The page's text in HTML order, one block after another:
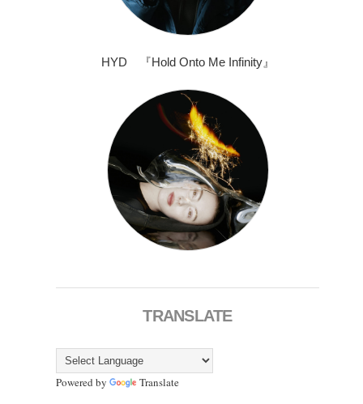
HYD 『Hold Onto Me Infinity』
TRANSLATE
Powered by Translate